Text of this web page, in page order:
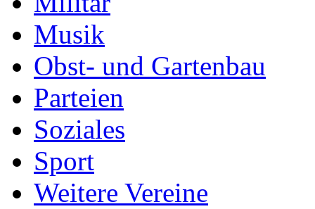
Musik
Obst- und Gartenbau
Parteien
Soziales
Sport
Weitere Vereine